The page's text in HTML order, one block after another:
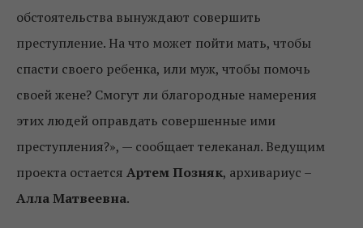
обстоятельства вынуждают совершить
преступление. На что может пойти мать, чтобы
спасти своего ребенка, или муж, чтобы помочь
своей жене? Смогут ли благородные намерения
этих людей оправдать совершенные ими
преступления?», — сообщает телеканал. Ведущим
проекта остается Артем Позняк, архивариус –
Алла Матвеевна.